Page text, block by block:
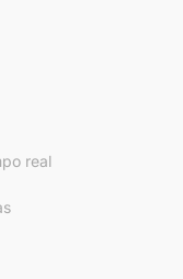
real